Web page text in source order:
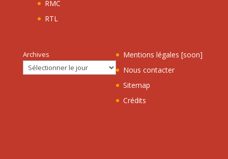
RMC
RTL
Archives
Mentions légales [soon]
Nous contacter
Sitemap
Crédits